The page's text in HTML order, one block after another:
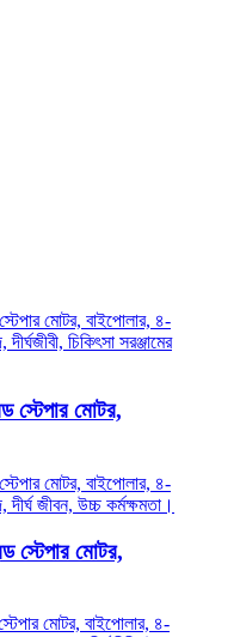
স্টেপার মোটর,
স্টেপার মোটর,